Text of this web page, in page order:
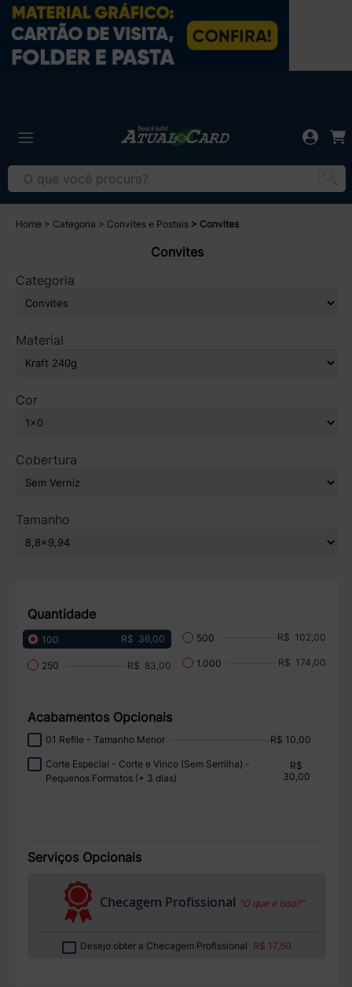
Home Categoria Convites e Postais Convites
Convites
Categoria
Material
Cor
Cobertura
Tamanho
Quantidade
100 R$ 36,00
250 R$ 83,00
500 R$ 102,00
1.000 R$ 174,00
Acabamentos Opcionais
01 Refile - Tamanho Menor R$ 10,00
Corte Especial - Corte e Vinco (Sem Serrilha) -
Pequenos Formatos (+ 3 dias)
R$
30,00
Serviços Opcionais
Checagem Profissional “O que é isso?”
Desejo obter a Checagem Profissional R$ 17,50